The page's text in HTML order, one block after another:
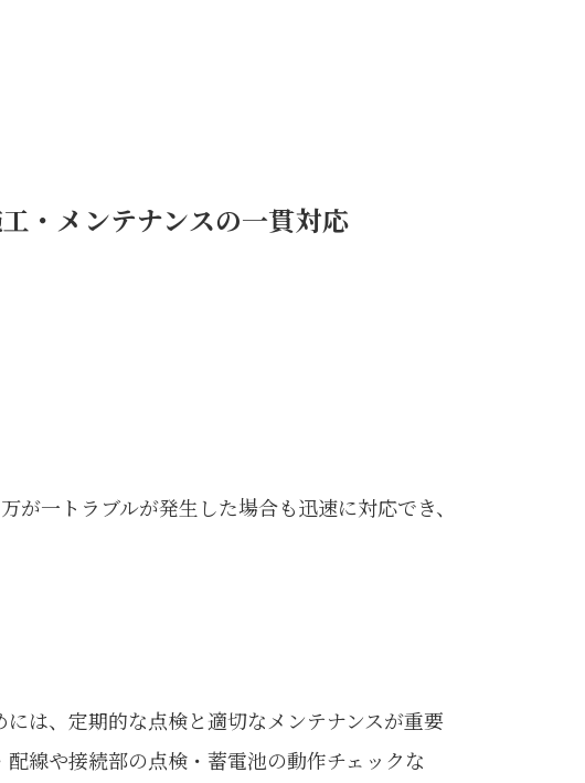
・メンテナンスの一貫対応
一トラブルが発生した場合も迅速に対応でき、
は、定期的な点検と適切なメンテナンスが重要
線や接続部の点検・蓄電池の動作チェックな